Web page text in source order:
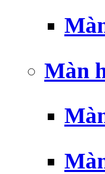
Màn